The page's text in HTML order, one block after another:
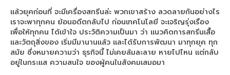
1.7m
เครื่องสกรีนเสื้อ F6430 + HeatRoller 1.9m
เครื่องพิมพ์ซับลิเมชั่น Epson SC-F7270
แล้วยุคก่อนที่ จะมีเครื่องสกรีนล่ะ พวกเขาสร้าง ลวดลายกันอย่างไร
เราจะพาทุกคน ย้อนอดีตกลับไป ก่อนเทคโนโลยี จะเจริญรุ่งเรือง
เพื่อให้ทุกคน ได้เข้าใจ ประวัติความเป็นมา ว่า แนวคิดการสกรีนเสื้อ
และวัตถุสิ่งของ เริ่มมีมานานแล้ว และได้รับการพัฒนา มาทุกยุค ทุก
สมัย ซึ่งหมายความว่า ธุรกิจนี้ ไม่เคยล้มละลาย หายไปไหน แต่กลับ
อยู่ในกระแส ความสนใจ ของผู้คนในสังคมเสมอมา